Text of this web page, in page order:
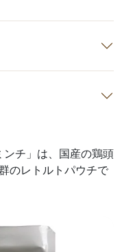
ンチ」は、国産の鶏頭
のレトルトパウチで